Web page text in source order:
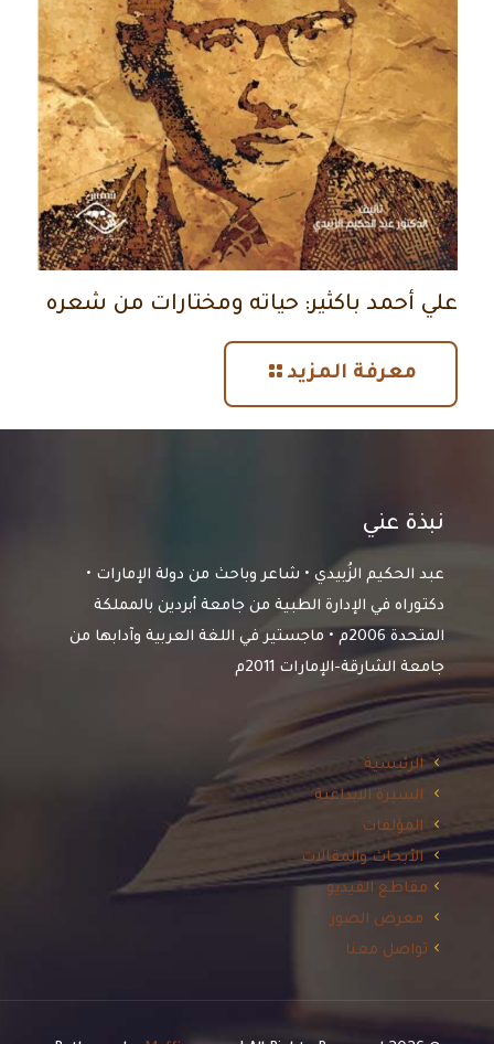
علي أحمد باكثير: حياته ومختارات من شعره
معرفة المزيد
نبذة عني
عبد الحكيم الزُبيدي • شاعر وباحث من دولة الإمارات •
دكتوراه في الإدارة الطبية من جامعة أبردين بالمملكة
المتحدة 2006م • ماجستير في اللغة العربية وآدابها من
جامعة الشارقة-الإمارات 2011م
الرئيسية
السيرة الابداعية
المؤلفات
الأبحاث والمقالات
مقاطع الفيديو
معرض الصور
تواصل معنا